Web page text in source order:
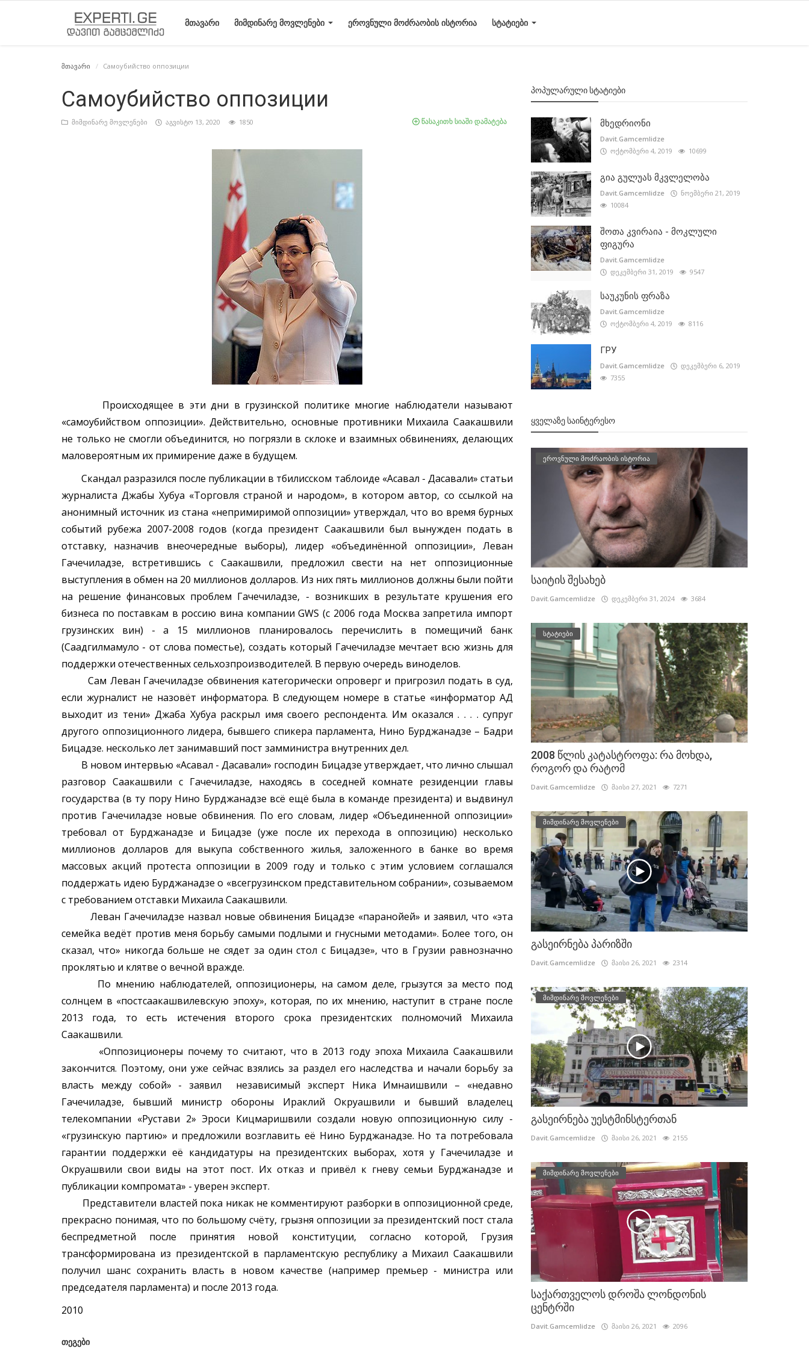
ᲛᲗᲐᲕᲐᲠᲘ ᲛᲘᲛᲓᲘᲜᲐᲠᲔ ᲛᲝᲕᲚᲔᲜᲔᲑᲘ ᲔᲠᲝᲕᲜᲣᲚᲘ ᲛᲝᲫᲠᲐᲝᲑᲘᲡ ᲘᲡᲢᲝᲠᲘᲐ ᲡᲢᲐᲢᲘᲔᲑᲘ
მთავარი Самоубийство оппозиции
Самоубийство оппозиции
მიმდინარე მოვლენები აგვისტო 13, 2020 1850 წასაკითხ სიაში დამატება
Происходящее в эти дни в грузинской политике многие наблюдатели называют
«самоубийством оппозиции». Действительно, основные противники Михаила Саакашвили
не только не смогли объединится, но погрязли в склоке и взаимных обвинениях, делающих
маловероятным их примирение даже в будущем.
Скандал разразился после публикации в тбилисском таблоиде «Асавал - Дасавали» статьи
журналиста Джабы Хубуа «Торговля страной и народом», в котором автор, со ссылкой на
анонимный источник из стана «непримиримой оппозиции» утверждал, что во время бурных
событий рубежа 2007-2008 годов (когда президент Саакашвили был вынужден подать в
отставку, назначив внеочередные выборы), лидер «объединённой оппозиции», Леван
Гачечиладзе, встретившись с Саакашвили, предложил свести на нет оппозиционные
выступления в обмен на 20 миллионов долларов. Из них пять миллионов должны были пойти
на решение финансовых проблем Гачечиладзе, - возникших в результате крушения его
бизнеса по поставкам в россию вина компании GWS (с 2006 года Москва запретила импорт
грузинских вин) - а 15 миллионов планировалось перечислить в помещичий банк
(Саадгилмамуло - от слова поместье), создать который Гачечиладзе мечтает всю жизнь для
поддержки отечественных сельхозпроизводителей. В первую очередь виноделов.
Сам Леван Гачечиладзе обвинения категорически опроверг и пригрозил подать в суд,
если журналист не назовёт информатора. В следующем номере в статье «информатор АД
выходит из тени» Джаба Хубуа раскрыл имя своего респондента. Им оказался . . . . супруг
другого оппозиционного лидера, бывшего спикера парламента, Нино Бурджанадзе – Бадри
Бицадзе. несколько лет занимавший пост замминистра внутренних дел.
В новом интервью «Асавал - Дасавали» господин Бицадзе утверждает, что лично слышал
разговор Саакашвили с Гачечиладзе, находясь в соседней комнате резиденции главы
государства (в ту пору Нино Бурджанадзе всё ещё была в команде президента) и выдвинул
против Гачечиладзе новые обвинения. По его словам, лидер «Объединенной оппозиции»
требовал от Бурджанадзе и Бицадзе (уже после их перехода в оппозицию) несколько
миллионов долларов для выкупа собственного жилья, заложенного в банке во время
массовых акций протеста оппозиции в 2009 году и только с этим условием соглашался
поддержать идею Бурджанадзе о «всегрузинском представительном собрании», созываемом
с требованием отставки Михаила Саакашвили.
Леван Гачечиладзе назвал новые обвинения Бицадзе «паранойей» и заявил, что «эта
семейка ведёт против меня борьбу самыми подлыми и гнусными методами». Более того, он
сказал, что» никогда больше не сядет за один стол с Бицадзе», что в Грузии равнозначно
проклятью и клятве о вечной вражде.
По мнению наблюдателей, оппозиционеры, на самом деле, грызутся за место под
солнцем в «постсаакашвилевскую эпоху», которая, по их мнению, наступит в стране после
2013 года, то есть истечения второго срока президентских полномочий Михаила
Саакашвили.
«Оппозиционеры почему то считают, что в 2013 году эпоха Михаила Саакашвили
закончится. Поэтому, они уже сейчас взялись за раздел его наследства и начали борьбу за
власть между собой» - заявил независимый эксперт Ника Имнаишвили – «недавно
Гачечиладзе, бывший министр обороны Ираклий Окруашвили и бывший владелец
телекомпании «Рустави 2» Эроси Кицмаришвили создали новую оппозиционную силу -
«грузинскую партию» и предложили возглавить её Нино Бурджанадзе. Но та потребовала
гарантии поддержки её кандидатуры на президентских выборах, хотя у Гачечиладзе и
Окруашвили свои виды на этот пост. Их отказ и привёл к гневу семьи Бурджанадзе и
публикации компромата» - уверен эксперт.
Представители властей пока никак не комментируют разборки в оппозиционной среде,
прекрасно понимая, что по большому счёту, грызня оппозиции за президентский пост стала
беспредметной после принятия новой конституции, согласно которой, Грузия
трансформирована из президентской в парламентскую республику а Михаил Саакашвили
получил шанс сохранить власть в новом качестве (например премьер - министра или
председателя парламента) и после 2013 года.
2010
თეგები
ᲞᲝᲞᲣᲚᲐᲠᲣᲚᲘ ᲡᲢᲐᲢᲘᲔᲑᲘ
მხედრიონი
Davit.Gamcemlidze
ოქტომბერი 4, 2019
10699
გია გულუას მკვლელობა
Davit.Gamcemlidze
ნოემბერი 21, 2019
10084
შოთა კვირაია - მოკლული
ფიგურა
Davit.Gamcemlidze
დეკემბერი 31, 2019
9547
საუკუნის ფრაზა
Davit.Gamcemlidze
ოქტომბერი 4, 2019
8116
ГРУ
Davit.Gamcemlidze
დეკემბერი 6, 2019
7355
ᲧᲕᲔᲚᲐᲖᲔ ᲡᲐᲘᲜᲢᲔᲠᲔᲡᲝ
ეროვნული მოძრაობის ისტორია
საიტის შესახებ
Davit.Gamcemlidze დეკემბერი 31, 2024 3684
სტატიები
2008 წლის კატასტროფა: რა მოხდა,
როგორ და რატომ
Davit.Gamcemlidze მაისი 27, 2021 7271
მიმდინარე მოვლენები
გასეირნება პარიზში
Davit.Gamcemlidze მაისი 26, 2021 2314
მიმდინარე მოვლენები
გასეირნება უესტმინსტერთან
Davit.Gamcemlidze მაისი 26, 2021 2155
მიმდინარე მოვლენები
საქართველოს დროშა ლონდონის
ცენტრში
Davit.Gamcemlidze მაისი 26, 2021 2096